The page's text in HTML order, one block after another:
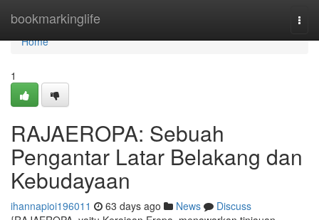
bookmarkinglife
Home
Home
1
RAJAEROPA: Sebuah
Pengantar Latar Belakang dan
Kebudayaan
ihannapioi196011 63 days ago News
Discuss